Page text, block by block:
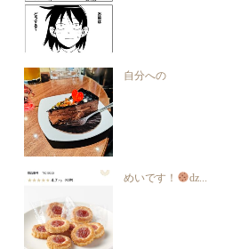
自分への
めいです！ ǳ...